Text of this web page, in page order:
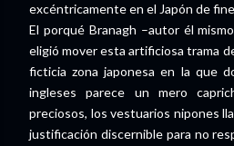
excéntricamente en el Japón de
El porqué Branagh –autor él
eligió mover esta artificiosa trama
ficticia zona japonesa en la que
ingleses parece un mero
preciosos, los vestuarios nipones
justificación discernible para no